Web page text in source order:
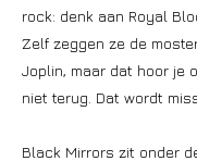
rock: denk aan Royal
Zelf zeggen ze de
Joplin, maar dat hoor je
niet terug. Dat wordt
Black Mirrors zit onder